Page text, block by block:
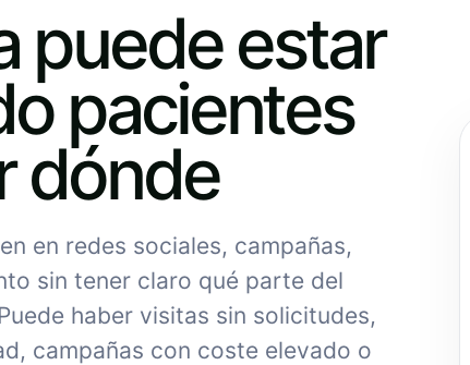
puede estar
pacientes
dónde
en redes sociales, campañas,
sin tener claro qué parte del
haber visitas sin solicitudes,
campañas con coste elevado o